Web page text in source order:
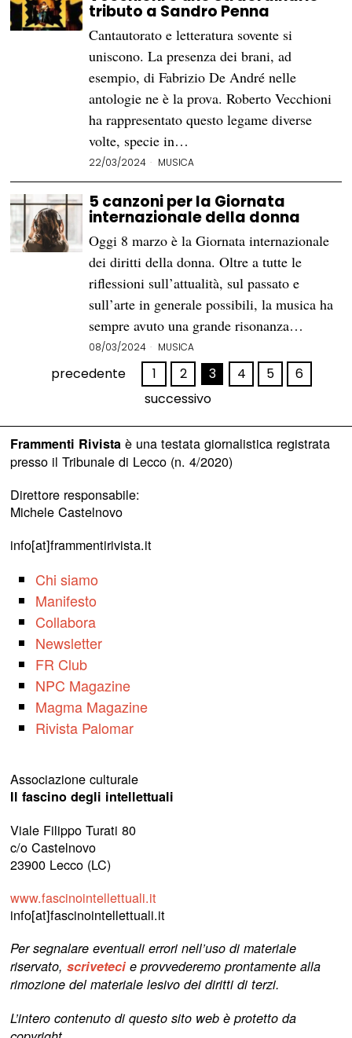
tributo a Sandro Penna
Cantautorato e letteratura sovente si
uniscono. La presenza dei brani, ad
esempio, di Fabrizio De André nelle
antologie ne è la prova. Roberto Vecchioni
ha rappresentato questo legame diverse
volte, specie in…
22/03/2024 MUSICA
5 canzoni per la Giornata
internazionale della donna
Oggi 8 marzo è la Giornata internazionale
dei diritti della donna. Oltre a tutte le
riflessioni sull’attualità, sul passato e
sull’arte in generale possibili, la musica ha
sempre avuto una grande risonanza…
08/03/2024 MUSICA
precedente 1 2 3 4 5
6
successivo
Frammenti Rivistaè una testata giornalistica registrata
presso il Tribunale di Lecco (n. 4/2020)
Direttore responsabile:
Michele Castelnovo
info[at]frammentirivista.it
Chi siamo
Manifesto
Collabora
Newsletter
FR Club
NPC Magazine
Magma Magazine
Rivista Palomar
Associazione culturale
Il fascino degli intellettuali
Viale Filippo Turati 80
c/o Castelnovo
23900 Lecco (LC)
www.fascinointellettuali.it
info[at]fascinointellettuali.it
Per segnalare eventuali errori nell’uso di materiale
riservato,scriveteci e provvederemo prontamente alla
rimozione del materiale lesivo dei diritti di terzi.
L’intero contenuto di questo sito web è protetto da